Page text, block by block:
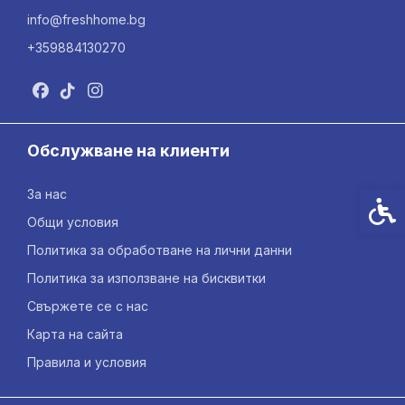
info@freshhome.bg
+359884130270
Обслужване на клиенти
За нас
Общи условия
Политика за обработване на лични данни
Политика за използване на бисквитки
Свържете се с нас
Карта на сайта
Правила и условия